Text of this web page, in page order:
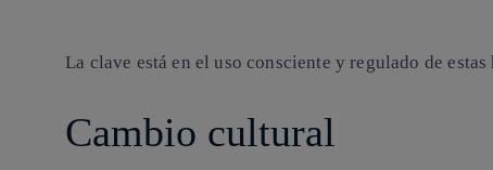
La clave está en el uso consciente y regulado de estas
Cambio cultural